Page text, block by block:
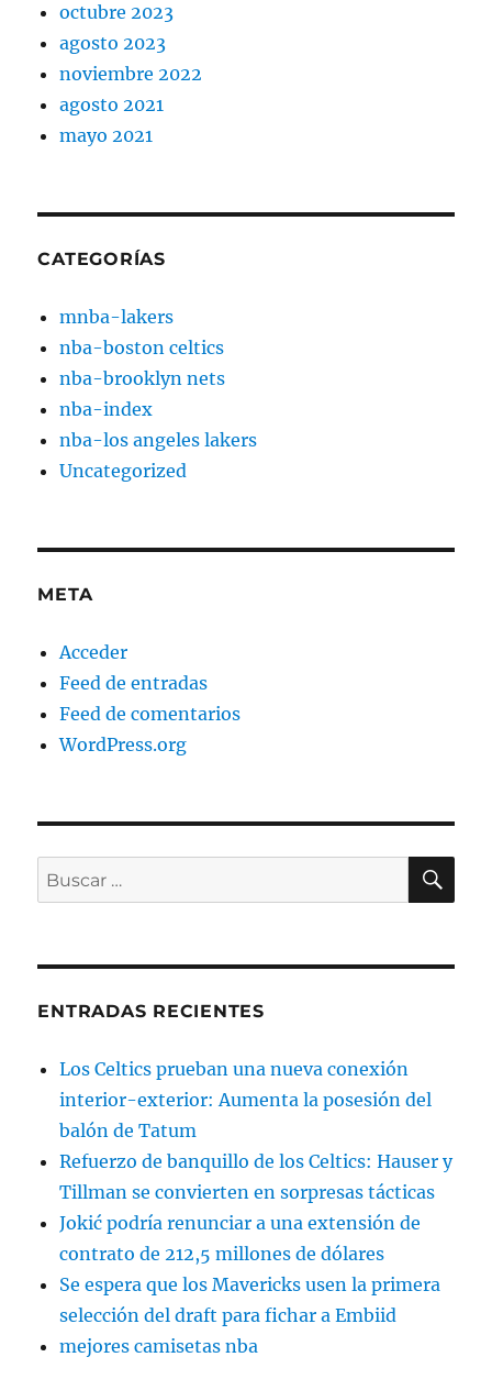
octubre 2023
agosto 2023
noviembre 2022
agosto 2021
mayo 2021
CATEGORÍAS
mnba-lakers
nba-boston celtics
nba-brooklyn nets
nba-index
nba-los angeles lakers
Uncategorized
META
Acceder
Feed de entradas
Feed de comentarios
WordPress.org
Buscar
por:
ENTRADAS RECIENTES
Los Celtics prueban una nueva conexión
interior-exterior: Aumenta la posesión del
balón de Tatum
Refuerzo de banquillo de los Celtics: Hauser y
Tillman se convierten en sorpresas tácticas
Jokić podría renunciar a una extensión de
contrato de 212,5 millones de dólares
Se espera que los Mavericks usen la primera
selección del draft para fichar a Embiid
mejores camisetas nba